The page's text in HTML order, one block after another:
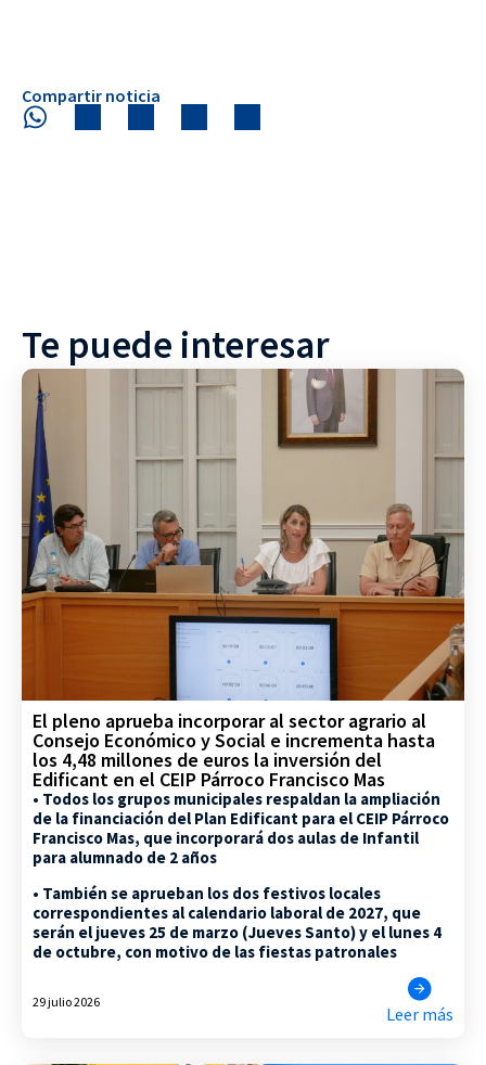
Compartir noticia
Te puede interesar
El pleno aprueba incorporar al sector agrario al
Consejo Económico y Social e incrementa hasta
los 4,48 millones de euros la inversión del
Edificant en el CEIP Párroco Francisco Mas
• Todos los grupos municipales respaldan la ampliación
de la financiación del Plan Edificant para el CEIP Párroco
Francisco Mas, que incorporará dos aulas de Infantil
para alumnado de 2 años
• También se aprueban los dos festivos locales
correspondientes al calendario laboral de 2027, que
serán el jueves 25 de marzo (Jueves Santo) y el lunes 4
de octubre, con motivo de las fiestas patronales
29 julio 2026
Leer más